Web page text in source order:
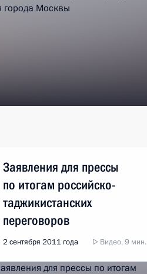
Заявления для прессы
по итогам российско-
таджикистанских
переговоров
2 сентября 2011 года Видео, 9 мин.